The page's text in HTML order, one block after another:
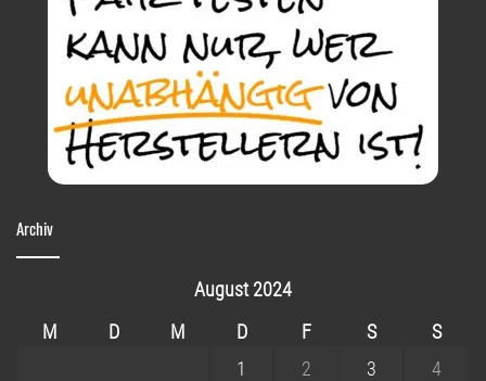
Archiv
August 2024
M
D M D F S
S
1
2 3 4